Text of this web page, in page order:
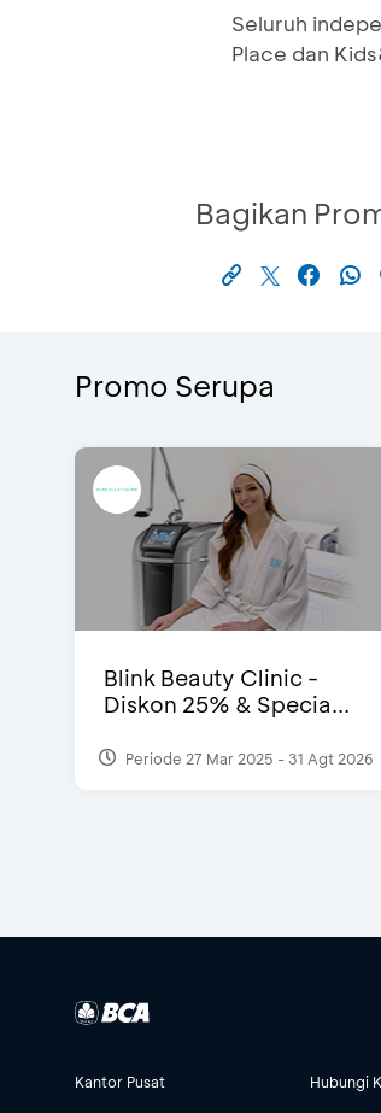
Seluruh
Place dan
Bagikan
Promo Serupa
Blink Beauty Clinic -
Diskon 25% & Specia...
Periode 27 Mar 2025 - 31 Agt 2026
Kantor Pusat Hubungi